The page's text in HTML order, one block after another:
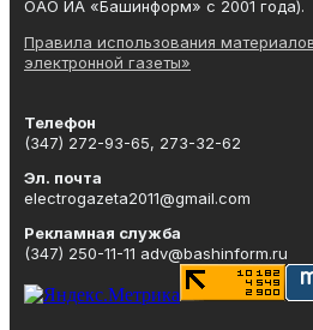
ОАО ИА «Башинформ» с 2001 года).
Правила использования
электронной газеты»
Телефон
(347) 272-93-65, 273-32-62
Эл. почта
electrogazeta2011@gmail.com
Рекламная служба
(347) 250-11-11 adv@bashinform.ru